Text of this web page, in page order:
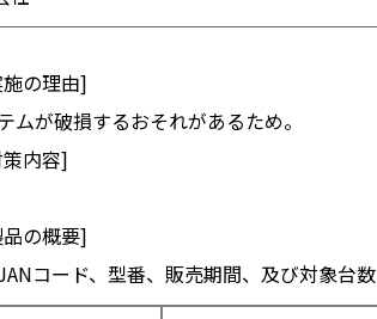
の理由]
ムが破損するおそれがあるため。
内容]
の概要]
コード、型番、販売期間、及び対象台数